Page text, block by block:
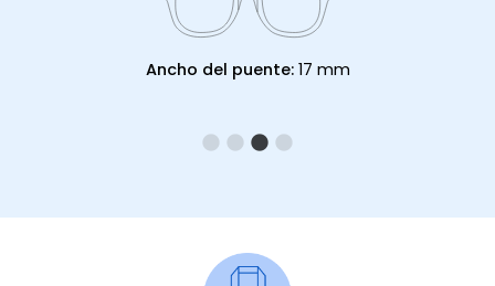
Ancho del puente: 17 mm